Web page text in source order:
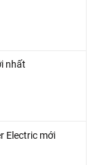
nhất
Electric mới